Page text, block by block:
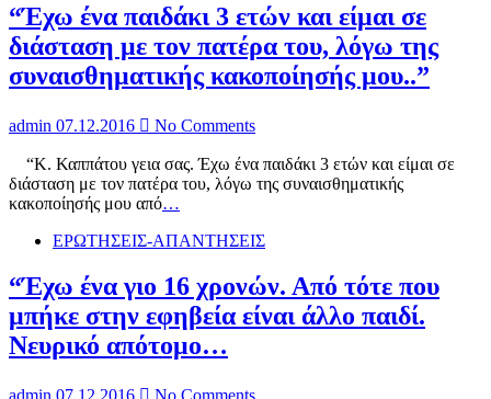
“Έχω ένα παιδάκι 3 ετών και είμαι σε
διάσταση με τον πατέρα του, λόγω της
συναισθηματικής κακοποίησής μου..”
admin 07.12.2016 No Comments
“Κ. Καππάτου γεια σας. Έχω ένα παιδάκι 3 ετών και είμαι σε
διάσταση με τον πατέρα του, λόγω της συναισθηματικής
κακοποίησής μου από…
ΕΡΩΤΗΣΕΙΣ-ΑΠΑΝΤΗΣΕΙΣ
“Έχω ένα γιο 16 χρονών. Από τότε που
μπήκε στην εφηβεία είναι άλλο παιδί.
Νευρικό απότομο…